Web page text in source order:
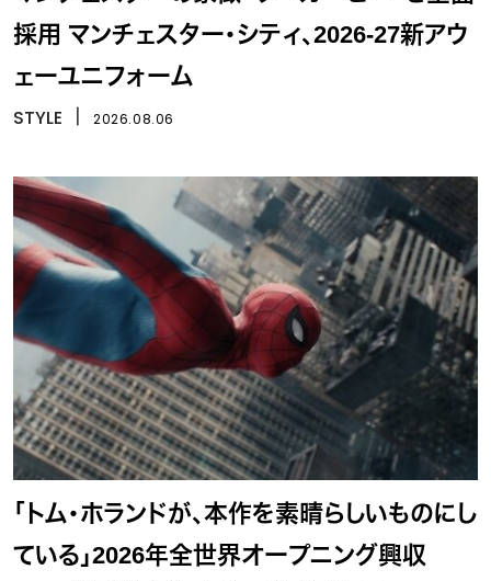
採用 マンチェスター・シティ、2026-27新アウ
ェーユニフォーム
STYLE 2026.08.06
「トム・ホランドが、本作を素晴らしいものにし
ている」2026年全世界オープニング興収